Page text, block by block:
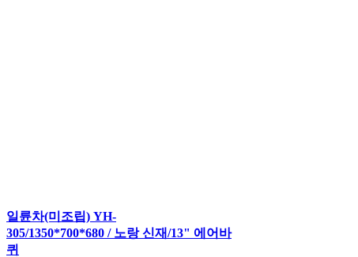
일륜차(미조립) YH-
305/1350*700*680 / 노랑 신재/13" 에어바
퀴